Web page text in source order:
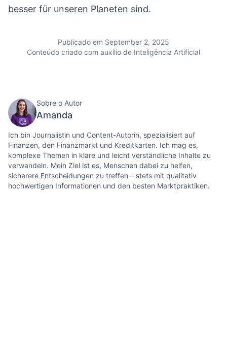
besser für unseren Planeten sind.
Publicado em September 2, 2025
Conteúdo criado com auxílio de Inteligência Artificial
Sobre o Autor
Amanda
Ich bin Journalistin und Content-Autorin, spezialisiert auf
Finanzen, den Finanzmarkt und Kreditkarten. Ich mag es,
komplexe Themen in klare und leicht verständliche Inhalte zu
verwandeln. Mein Ziel ist es, Menschen dabei zu helfen,
sicherere Entscheidungen zu treffen – stets mit qualitativ
hochwertigen Informationen und den besten Marktpraktiken.